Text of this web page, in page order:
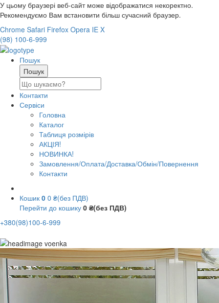
У цьому браузері веб-сайт може відображатися некоректно.
Рекомендуємо Вам встановити більш сучасний браузер.
Chrome Safari Firefox Opera IE X
(98) 100-6-999
Пошук
Контакти
Сервіси
Головна
Каталог
Таблиця розмірів
АКЦІЯ!
НОВИНКА!
Замовлення/Оплата/Доставка/Обмін/Повернення
Контакти
Кошик 0 0 ₴(без ПДВ)
Перейти до кошику 0 ₴(без ПДВ)
+380(98)100-6-999